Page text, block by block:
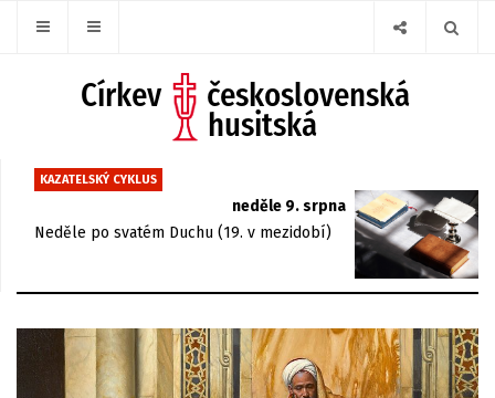
KAZATELSKÝ CYKLUS
neděle 9. srpna
Neděle po svatém Duchu (19. v mezidobí)